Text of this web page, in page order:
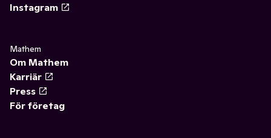
Instagram
Mathem
Om Mathem
Karriär
Press
För företag